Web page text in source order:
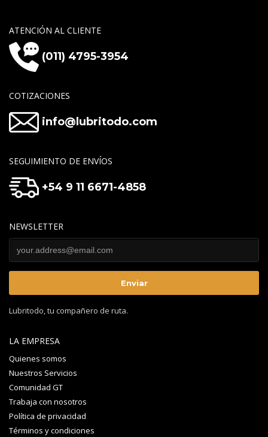
ATENCIÓN AL CLIENTE
(011) 4795-3954
COTIZACIONES
info@lubritodo.com
SEGUIMIENTO DE ENVÍOS
+54 9 11 6671-4858
NEWSLETTER
Lubritodo, tu compañero de ruta.
LA EMPRESA
Quienes somos
Nuestros Servicios
Comunidad GT
Trabaja con nosotros
Política de privacidad
Términos y condiciones